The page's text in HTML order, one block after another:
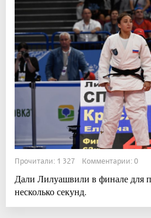
Прочитали: 1 327 Комментарии: 0
Дали Лилуашвили в финале для
несколько секунд.